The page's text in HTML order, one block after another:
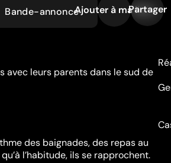
Bande-annonceAjouter à ma liste
Partager
avec leurs parents dans le sud de
des baignades, des repas au
l’habitude, ils se rapprochent.